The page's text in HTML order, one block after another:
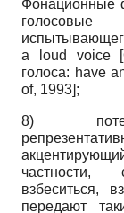
Фонационные
a loud voice
[
голоса: have
of, 1993];
8) потеря
частности,
взбеситься,
передают